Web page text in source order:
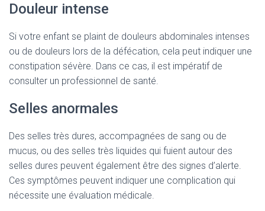
Douleur intense
Si votre enfant se plaint de douleurs abdominales intenses
ou de douleurs lors de la défécation, cela peut indiquer une
constipation sévère. Dans ce cas, il est impératif de
consulter un professionnel de santé.
Selles anormales
Des selles très dures, accompagnées de sang ou de
mucus, ou des selles très liquides qui fuient autour des
selles dures peuvent également être des signes d’alerte.
Ces symptômes peuvent indiquer une complication qui
nécessite une évaluation médicale.